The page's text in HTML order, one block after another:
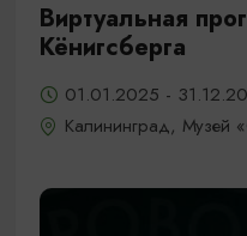
Виртуальная
Кёнигсберга
01.01.2025 -
Калининград, Музей